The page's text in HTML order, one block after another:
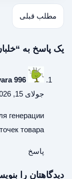
مطلب قبلی
یک پاسخ به
996
جولای 15, 2026 در 10:16 ب.ظ
генерации
товара
پاسخ
دیدگاهتان را